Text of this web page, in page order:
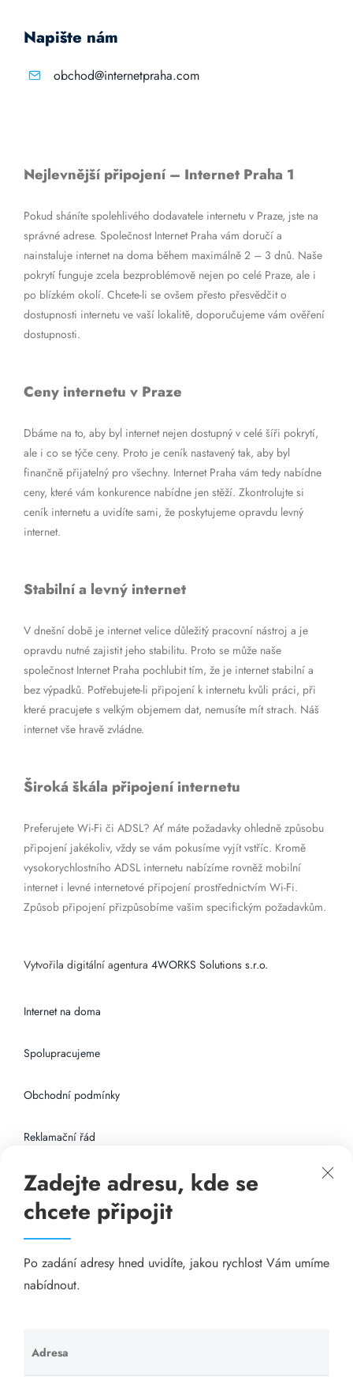
Napište nám
obchod@internetpraha.com
Nejlevnější připojení – Internet Praha 1
Pokud sháníte spolehlivého dodavatele internetu v Praze, jste na
správné adrese. Společnost Internet Praha vám doručí a
nainstaluje internet na doma během maximálně 2 – 3 dnů. Naše
pokrytí funguje zcela bezproblémově nejen po celé Praze, ale i
po blízkém okolí. Chcete-li se ovšem přesto přesvědčit o
dostupnosti internetu ve vaší lokalitě, doporučujeme vám ověření
dostupnosti.
Ceny internetu v Praze
Dbáme na to, aby byl internet nejen dostupný v celé šíři pokrytí,
ale i co se týče ceny. Proto je ceník nastavený tak, aby byl
finančně přijatelný pro všechny. Internet Praha vám tedy nabídne
ceny, které vám konkurence nabídne jen stěží. Zkontrolujte si
ceník internetu a uvidíte sami, že poskytujeme opravdu levný
internet.
Stabilní a levný internet
V dnešní době je internet velice důležitý pracovní nástroj a je
opravdu nutné zajistit jeho stabilitu. Proto se může naše
společnost Internet Praha pochlubit tím, že je internet stabilní a
bez výpadků. Potřebujete-li připojení k internetu kvůli práci, při
které pracujete s velkým objemem dat, nemusíte mít strach. Náš
internet vše hravě zvládne.
Široká škála připojení internetu
Preferujete Wi-Fi či ADSL? Ať máte požadavky ohledně způsobu
připojení jakékoliv, vždy se vám pokusíme vyjít vstříc. Kromě
vysokorychlostního ADSL internetu nabízíme rovněž mobilní
internet i levné internetové připojení prostřednictvím Wi-Fi.
Způsob připojení přizpůsobíme vašim specifickým požadavkům.
Vytvořila digitální agentura 4WORKS Solutions s.r.o.
Internet na doma
Spolupracujeme
Obchodní podmínky
Reklamační řád
Připojení k internetu
Odkazy
Katalog A-seznam.cz
Visací zámky - TOKOZ
Zadejte adresu, kde se
chcete připojit
Po zadání adresy hned uvidíte, jakou rychlost Vám umíme
nabídnout.
Adresa
Ponechte